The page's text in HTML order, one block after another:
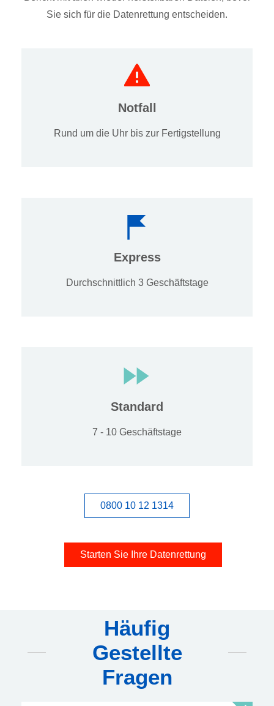
Sie sich für die Datenrettung entscheiden.
Notfall
Rund um die Uhr bis zur Fertigstellung
Express
Durchschnittlich 3 Geschäftstage
Standard
7 - 10 Geschäftstage
0800 10 12 1314
Starten Sie Ihre Datenrettung
Häufig
Gestellte
Fragen